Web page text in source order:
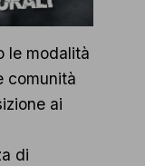
le modalità
comunità
ai
di